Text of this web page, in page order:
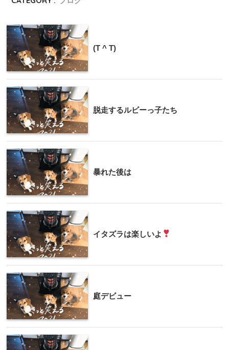
(T ^ T)
脱走するルビーっ子たち
暴れた後は
イタズラは楽しいよ
庭デビュー